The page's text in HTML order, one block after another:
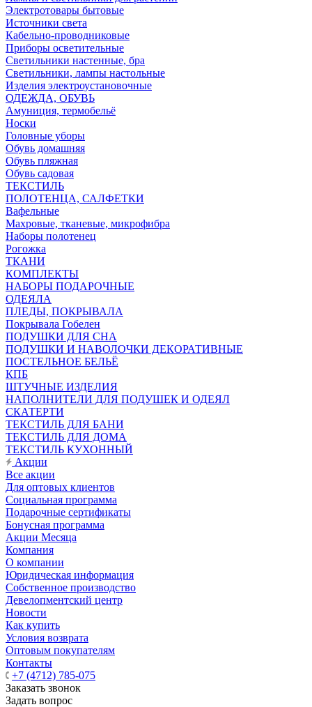
Электротовары бытовые
Источники света
Кабельно-проводниковые
Приборы осветительные
Светильники настенные, бра
Светильники, лампы настольные
Изделия электроустановочные
ОДЕЖДА, ОБУВЬ
Амуниция, термобельё
Носки
Головные уборы
Обувь домашняя
Обувь пляжная
Обувь садовая
ТЕКСТИЛЬ
ПОЛОТЕНЦА, САЛФЕТКИ
Вафельные
Махровые, тканевые, микрофибра
Наборы полотенец
Рогожка
ТКАНИ
КОМПЛЕКТЫ
НАБОРЫ ПОДАРОЧНЫЕ
ОДЕЯЛА
ПЛЕДЫ, ПОКРЫВАЛА
Покрывала Гобелен
ПОДУШКИ ДЛЯ СНА
ПОДУШКИ И НАВОЛОЧКИ ДЕКОРАТИВНЫЕ
ПОСТЕЛЬНОЕ БЕЛЬЁ
КПБ
ШТУЧНЫЕ ИЗДЕЛИЯ
НАПОЛНИТЕЛИ ДЛЯ ПОДУШЕК И ОДЕЯЛ
СКАТЕРТИ
ТЕКСТИЛЬ ДЛЯ БАНИ
ТЕКСТИЛЬ ДЛЯ ДОМА
ТЕКСТИЛЬ КУХОННЫЙ
Акции
Все акции
Для оптовых клиентов
Социальная программа
Подарочные сертификаты
Бонусная программа
Акции Месяца
Компания
О компании
Юридическая информация
Собственное производство
Девелопментский центр
Новости
Как купить
Условия возврата
Оптовым покупателям
Контакты
+7 (4712) 785-075
Заказать звонок
Задать вопрос